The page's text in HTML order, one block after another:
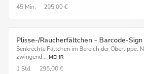
45 Min. 295,00 €
Plisse-/Raucherfältchen - Barcode-Sign
Senkrechte Fältchen im Bereich der Oberlippe.
zwingend... MEHR
1 Std. 295,00 €